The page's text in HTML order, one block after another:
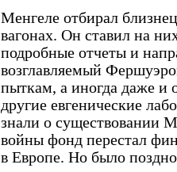
Менгеле отбирал
вагонах. Он ставил на
подробные отчеты и
возглавляемый
пыткам, а иногда даже и
другие евгенические
знали о существовании
войны фонд перестал
в Европе. Но было